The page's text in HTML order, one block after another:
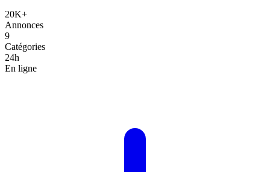
20K+
Annonces
9
Catégories
24h
En ligne